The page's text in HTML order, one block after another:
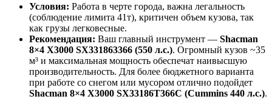
Условия: Работа в черте города, важна легальность
(соблюдение лимита 41т), критичен объем кузова, так
как грузы легковесные.
Рекомендация: Ваш главный инструмент — Shacman
8×4 X3000 SX331863366 (550 л.с.). Огромный кузов ~35
м³ и максимальная мощность обеспечат наивысшую
производительность. Для более бюджетного варианта
при работе со снегом или мусором отлично подойдет
Shacman 8×4 X3000 SX33186T366С (Cummins 440 л.с.).